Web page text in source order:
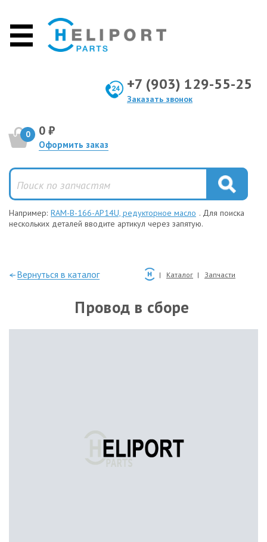
+7 (903) 129-55-25
Заказать звонок
0 0 ₽
Оформить заказ
Например: RAM-B-166-AP14U, редукторное масло . Для поиска
нескольких деталей вводите артикул через запятую.
—Вернуться в каталог Каталог Запчасти
Провод в сборе